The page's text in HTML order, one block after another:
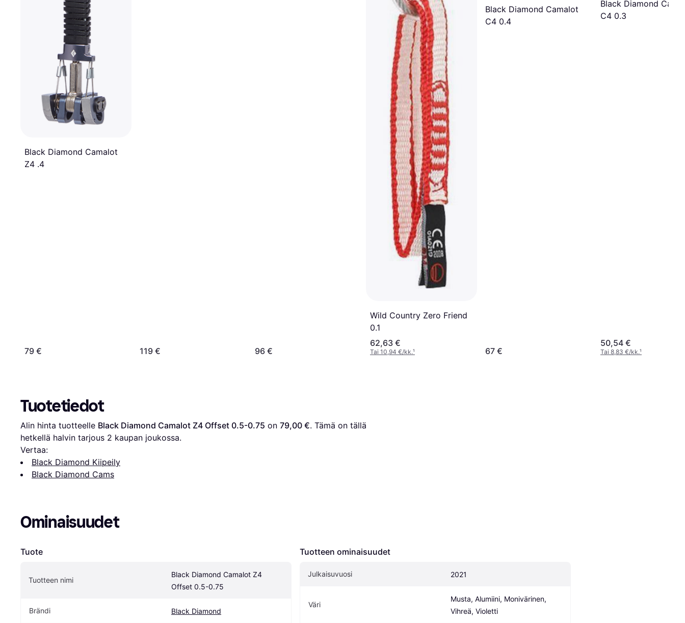
Black Diamond Camalot
Z4 .4
79 € 119 € 96 €
Wild Country Zero Friend
0.1
62,63 €
Tai 10,94 €/kk.¹
Black Diamond Camalot
C4 0.4
67 €
Black Diamond
C4 0.3
50,54 €
Tai 8,83 €/kk.¹
Tuotetiedot
Alin hinta tuotteelle Black Diamond Camalot Z4 Offset 0.5-0.75 on 79,00 €. Tämä on tällä
hetkellä halvin tarjous 2 kaupan joukossa.
Vertaa:
Black Diamond Kiipeily
Black Diamond Cams
Ominaisuudet
Tuote
Tuotteen nimi
Black Diamond Camalot Z4
Offset 0.5-0.75
Brändi Black Diamond
Tuotteen ominaisuudet
Julkaisuvuosi 2021
Väri
Musta, Alumiini, Monivärinen,
Vihreä, Violetti